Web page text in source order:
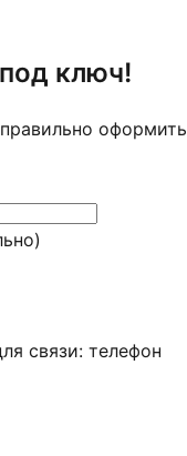
ключ!
оформить
связи: телефон